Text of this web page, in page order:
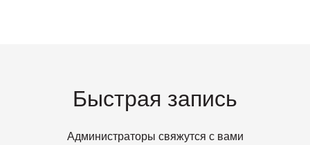
Быстрая запись
Администраторы свяжутся с вами